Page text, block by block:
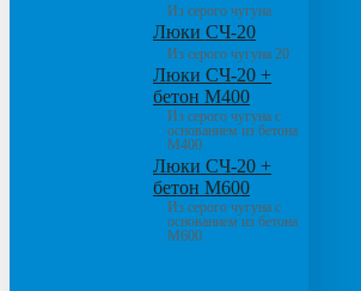
Из серого чугуна
Люки СЧ-20
Из серого чугуна 20
Люки СЧ-20 +
бетон М400
Из серого чугуна с
основанием из бетона
М400
Люки СЧ-20 +
бетон М600
Из серого чугуна с
основанием из бетона
М600